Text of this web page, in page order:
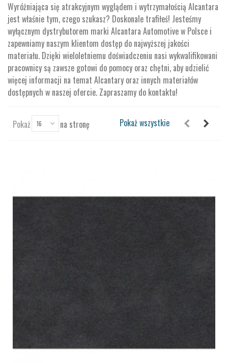
Wyróżniająca się atrakcyjnym wyglądem i wytrzymałością Alcantara
jest właśnie tym, czego szukasz? Doskonale trafiłeś! Jesteśmy
wyłącznym dystrybutorem marki Alcantara Automotive w Polsce i
zapewniamy naszym klientom dostęp do najwyższej jakości
materiału. Dzięki wieloletniemu doświadczeniu nasi wykwalifikowani
pracownicy są zawsze gotowi do pomocy oraz chętni, aby udzielić
więcej informacji na temat Alcantary oraz innych materiałów
dostępnych w naszej ofercie. Zapraszamy do kontaktu!
Pokaż 16 na stronę Pokaż wszystkie